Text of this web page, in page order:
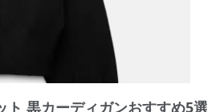
黒カーディガンおすすめ5選